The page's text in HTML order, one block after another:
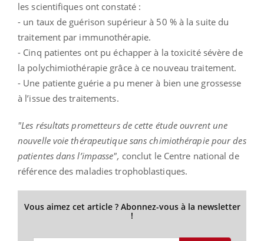
les scientifiques ont constaté :
- un taux de guérison supérieur à 50 % à la suite du
traitement par immunothérapie.
- Cinq patientes ont pu échapper à la toxicité sévère de
la polychimiothérapie grâce à ce nouveau traitement.
- Une patiente guérie a pu mener à bien une grossesse
à l’issue des traitements.
"Les résultats prometteurs de cette étude ouvrent une
nouvelle voie thérapeutique sans chimiothérapie pour des
patientes dans l’impasse", conclut le Centre national de
référence des maladies trophoblastiques.
Vous aimez cet article ? Abonnez-vous à la newsletter
!